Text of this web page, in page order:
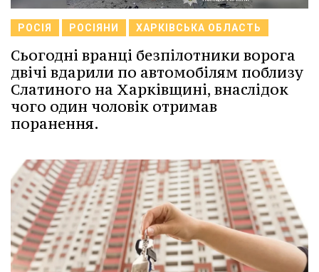
РОСІЯ РОСІЯНИ ХАРКІВСЬКА ОБЛАСТЬ
Сьогодні вранці безпілотники ворога
двічі вдарили по автомобілям поблизу
Слатиного на Харківщині, внаслідок
чого один чоловік отримав
поранення.